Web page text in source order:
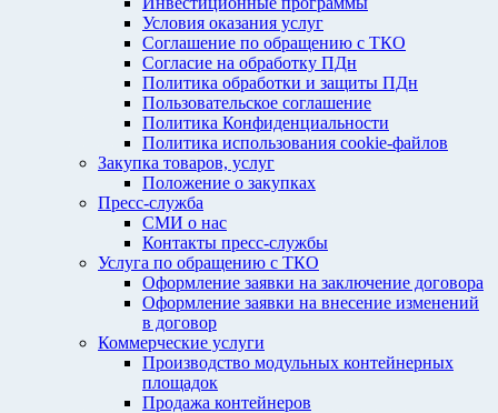
Условия оказания услуг
Соглашение по обращению с ТКО
Согласие на обработку ПДн
Политика обработки и защиты ПДн
Пользовательское соглашение
Политика Конфиденциальности
Политика использования cookie-файлов
Закупка товаров, услуг
Положение о закупках
Пресс-служба
СМИ о нас
Контакты пресс-службы
Услуга по обращению с ТКО
Оформление заявки на заключение договора
Оформление заявки на внесение изменений
в договор
Коммерческие услуги
Производство модульных контейнерных
площадок
Продажа контейнеров